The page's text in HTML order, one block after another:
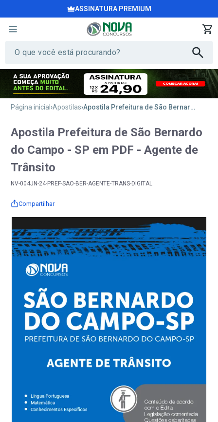
ASSINATURA PREMIUM
Página inicial Apostilas Apostila Prefeitura de São Bernardo do Campo - SP em PDF - Agente de Trânsito
Apostila Prefeitura de São Bernardo
do Campo - SP em PDF - Agente de
Trânsito
NV-004JN-24-PREF-SAO-BER-AGENTE-TRANS-DIGITAL
Compartilhar